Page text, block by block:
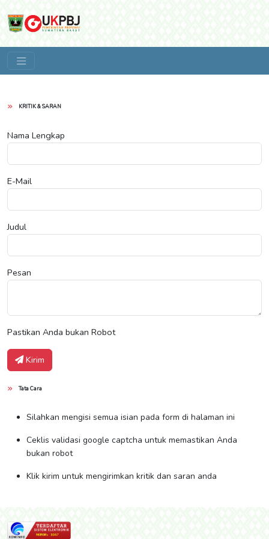
KRITIK & SARAN
Nama Lengkap
E-Mail
Judul
Pesan
Pastikan Anda bukan Robot
Kirim
Tata Cara
Silahkan mengisi semua isian pada form di halaman ini
Ceklis validasi google captcha untuk memastikan Anda
bukan robot
Klik kirim untuk mengirimkan kritik dan saran anda